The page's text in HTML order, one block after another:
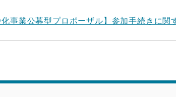
事業公募型プロポーザル】参加手続きに関